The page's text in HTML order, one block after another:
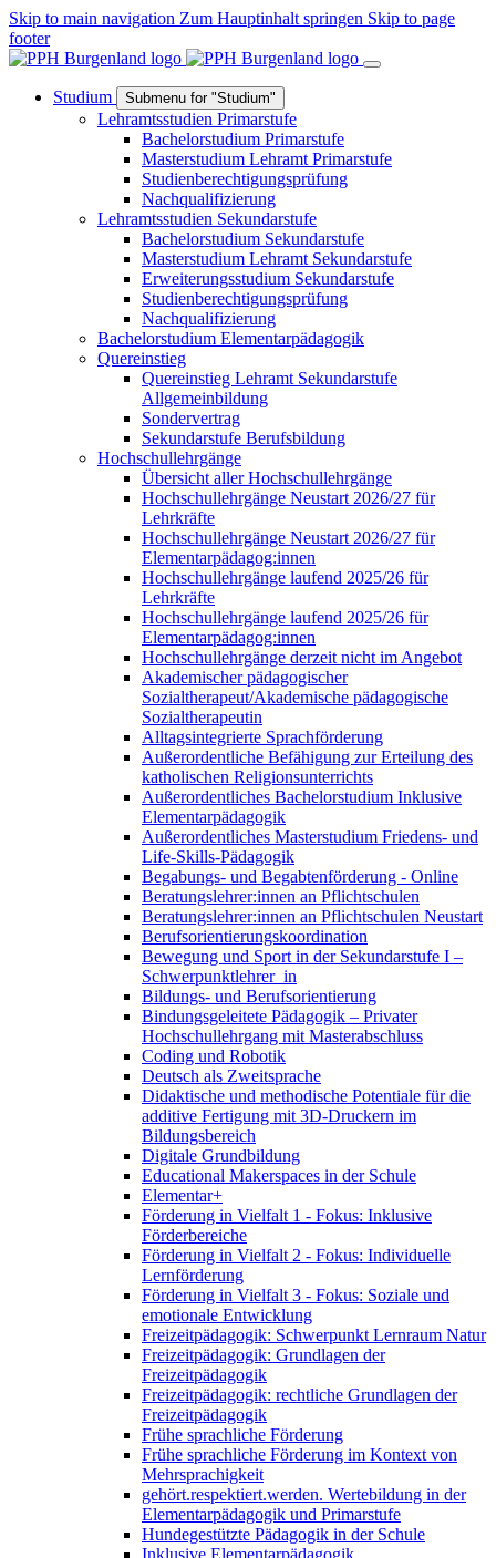
Skip to main navigation Zum Hauptinhalt springen Skip to page
footer
Studium Submenu for "Studium"
Lehramtsstudien Primarstufe
Bachelorstudium Primarstufe
Masterstudium Lehramt Primarstufe
Studienberechtigungsprüfung
Nachqualifizierung
Lehramtsstudien Sekundarstufe
Bachelorstudium Sekundarstufe
Masterstudium Lehramt Sekundarstufe
Erweiterungsstudium Sekundarstufe
Studienberechtigungsprüfung
Nachqualifizierung
Bachelorstudium Elementarpädagogik
Quereinstieg
Quereinstieg Lehramt Sekundarstufe
Allgemeinbildung
Sondervertrag
Sekundarstufe Berufsbildung
Hochschullehrgänge
Übersicht aller Hochschullehrgänge
Hochschullehrgänge Neustart 2026/27 für
Lehrkräfte
Hochschullehrgänge Neustart 2026/27 für
Elementarpädagog:innen
Hochschullehrgänge laufend 2025/26 für
Lehrkräfte
Hochschullehrgänge laufend 2025/26 für
Elementarpädagog:innen
Hochschullehrgänge derzeit nicht im Angebot
Akademischer pädagogischer
Sozialtherapeut/Akademische pädagogische
Sozialtherapeutin
Alltagsintegrierte Sprachförderung
Außerordentliche Befähigung zur Erteilung des
katholischen Religionsunterrichts
Außerordentliches Bachelorstudium Inklusive
Elementarpädagogik
Außerordentliches Masterstudium Friedens- und
Life-Skills-Pädagogik
Begabungs- und Begabtenförderung - Online
Beratungslehrer:innen an Pflichtschulen
Beratungslehrer:innen an Pflichtschulen Neustart
Berufsorientierungskoordination
Bewegung und Sport in der Sekundarstufe I –
Schwerpunktlehrer_in
Bildungs- und Berufsorientierung
Bindungsgeleitete Pädagogik – Privater
Hochschullehrgang mit Masterabschluss
Coding und Robotik
Deutsch als Zweitsprache
Didaktische und methodische Potentiale für die
additive Fertigung mit 3D-Druckern im
Bildungsbereich
Digitale Grundbildung
Educational Makerspaces in der Schule
Elementar+
Förderung in Vielfalt 1 - Fokus: Inklusive
Förderbereiche
Förderung in Vielfalt 2 - Fokus: Individuelle
Lernförderung
Förderung in Vielfalt 3 - Fokus: Soziale und
emotionale Entwicklung
Freizeitpädagogik: Schwerpunkt Lernraum Natur
Freizeitpädagogik: Grundlagen der
Freizeitpädagogik
Freizeitpädagogik: rechtliche Grundlagen der
Freizeitpädagogik
Frühe sprachliche Förderung
Frühe sprachliche Förderung im Kontext von
Mehrsprachigkeit
gehört.respektiert.werden. Wertebildung in der
Elementarpädagogik und Primarstufe
Hundegestützte Pädagogik in der Schule
Inklusive Elementarpädagogik